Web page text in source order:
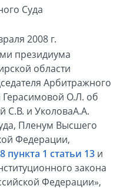
Суда
2008 г.
президиума
области
Арбитражного
Герасимовой О.Л. об
С.В. и УколоваА.А.
Пленум Высшего
Федерации,
пункта 1 статьи 13 и
закона
Федерации»,